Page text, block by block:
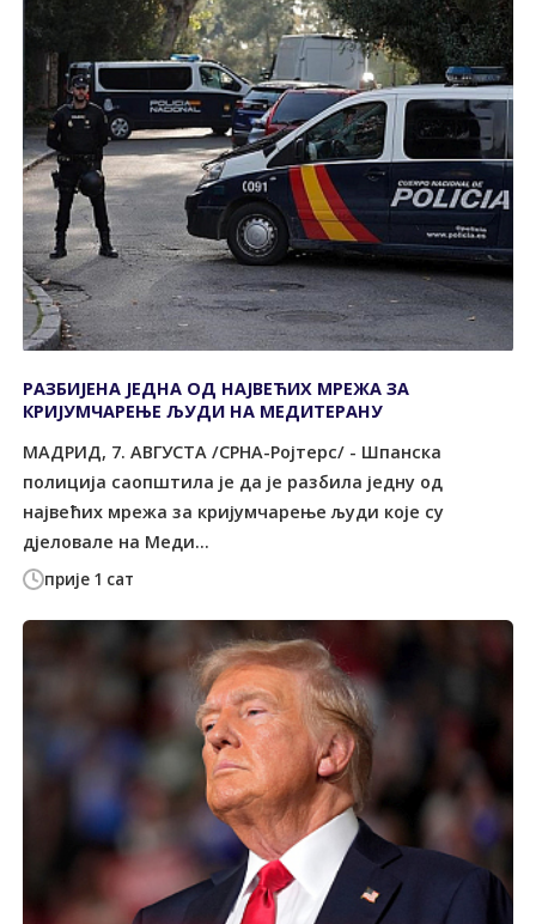
прије 1 сат
РАЗБИЈЕНА ЈЕДНА ОД НАЈВЕЋИХ МРЕЖА ЗА
КРИЈУМЧАРЕЊЕ ЉУДИ НА МЕДИТЕРАНУ
МАДРИД, 7. АВГУСТА /СРНА-Ројтерс/ - Шпанска
полиција саопштила је да је разбила једну од
највећих мрежа за кријумчарење људи које су
дјеловале на Меди...